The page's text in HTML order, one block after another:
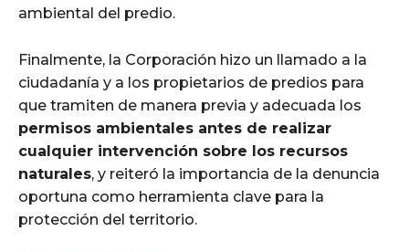
ambiental del predio.
Finalmente, la Corporación hizo un llamado a la
ciudadanía y a los propietarios de predios para
que tramiten de manera previa y adecuada los
permisos ambientales antes de realizar
cualquier intervención sobre los recursos
naturales, y reiteró la importancia de la denuncia
oportuna como herramienta clave para la
protección del territorio.